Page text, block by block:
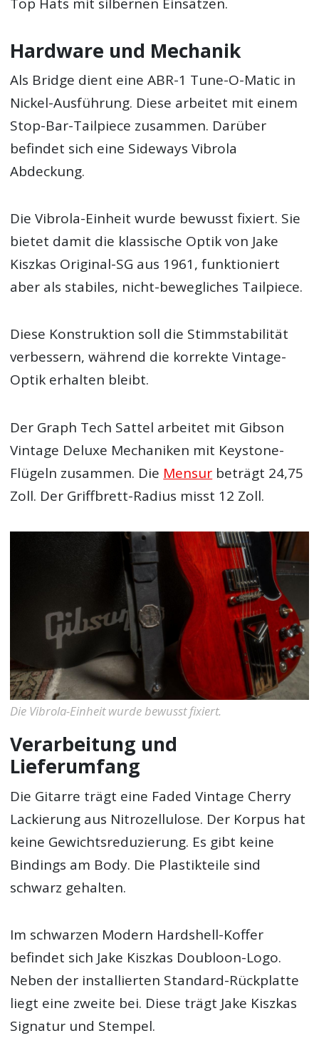
Top Hats mit silbernen Einsätzen.
Hardware und Mechanik
Als Bridge dient eine ABR-1 Tune-O-Matic in
Nickel-Ausführung. Diese arbeitet mit einem
Stop-Bar-Tailpiece zusammen. Darüber
befindet sich eine Sideways Vibrola
Abdeckung.
Die Vibrola-Einheit wurde bewusst fixiert. Sie
bietet damit die klassische Optik von Jake
Kiszkas Original-SG aus 1961, funktioniert
aber als stabiles, nicht-bewegliches Tailpiece.
Diese Konstruktion soll die Stimmstabilität
verbessern, während die korrekte Vintage-
Optik erhalten bleibt.
Der Graph Tech Sattel arbeitet mit Gibson
Vintage Deluxe Mechaniken mit Keystone-
Flügeln zusammen. Die Mensur beträgt 24,75
Zoll. Der Griffbrett-Radius misst 12 Zoll.
Die Vibrola-Einheit wurde bewusst fixiert.
Verarbeitung und
Lieferumfang
Die Gitarre trägt eine Faded Vintage Cherry
Lackierung aus Nitrozellulose. Der Korpus hat
keine Gewichtsreduzierung. Es gibt keine
Bindings am Body. Die Plastikteile sind
schwarz gehalten.
Im schwarzen Modern Hardshell-Koffer
befindet sich Jake Kiszkas Doubloon-Logo.
Neben der installierten Standard-Rückplatte
liegt eine zweite bei. Diese trägt Jake Kiszkas
Signatur und Stempel.